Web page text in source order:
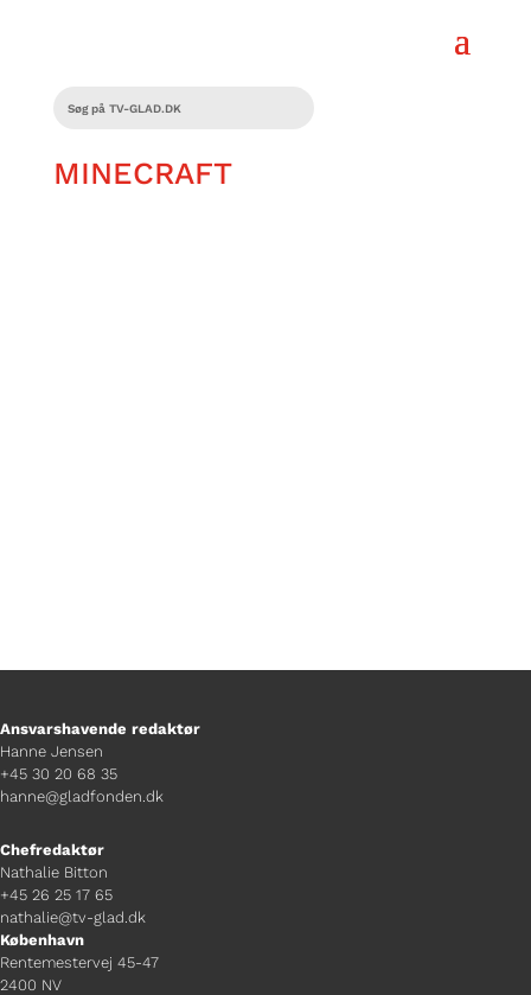
MINECRAFT
Ansvarshavende redaktør
Hanne Jensen
+45 30 20 68 35
hanne@gladfonden.dk
Chefredaktør
Nathalie Bitton
+45 26 25 17 65
nathalie@tv-glad.dk
København
Rentemestervej 45-47
2400 NV